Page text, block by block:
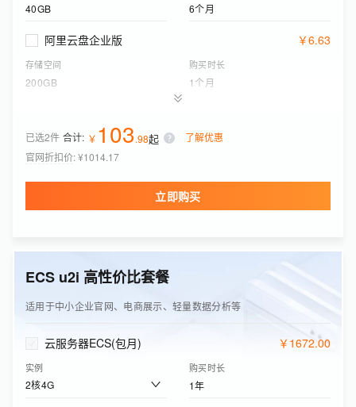
40GB 6个月
阿里云盘企业版 ￥6.63
存储空间
200GB
购买时长
1个月
实例网络类型
公网
功能版本（实例费）
云盾证书服务 ￥190.80
单域名证书品牌规格 购买时长
下行流量
50GB 1年
已选2件 合计: ￥ 103.98起
了解优惠
官网折扣价:¥1014.17
立即购买
ECS u2i 高性价比套餐
适用于中小企业官网、电商展示、轻量数据分析等
云服务器ECS(包月) ￥ 1672.00
实例
2核4G
购买时长
1年